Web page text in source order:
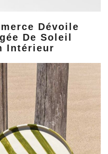
Dévoile
De Soleil
Intérieur